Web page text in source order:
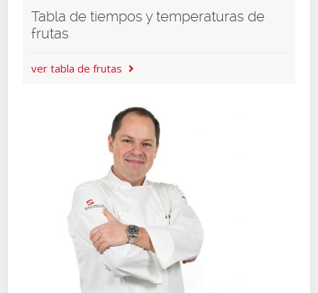
Tabla de tiempos y temperaturas de
frutas
ver tabla de frutas